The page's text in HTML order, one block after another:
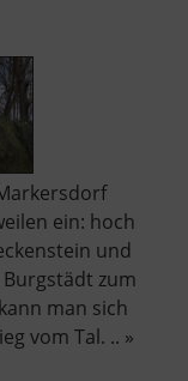
ein: hoch
und
zum
man sich
vom Tal. .. »